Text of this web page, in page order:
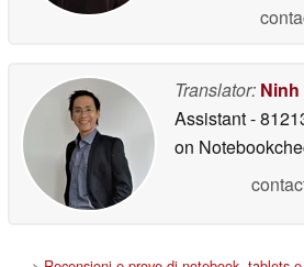
Translator:
Assistant-
on